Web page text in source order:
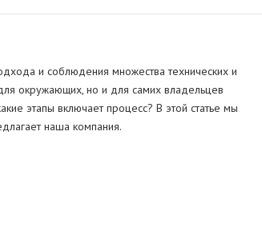
и соблюдения множества технических и
окружающих, но и для самих владельцев
этапы включает процесс? В этой статье мы
наша компания.